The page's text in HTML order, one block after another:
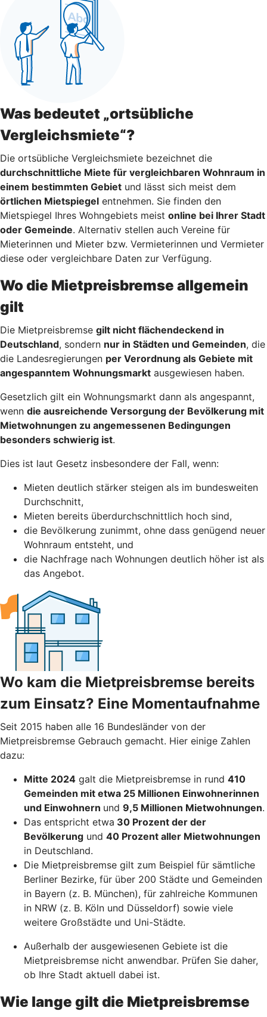
Was bedeutet „ortsübliche
Vergleichsmiete“?
Die ortsübliche Vergleichsmiete bezeichnet die
durchschnittliche Miete für vergleichbaren Wohnraum in
einem bestimmten Gebiet und lässt sich meist dem
örtlichen Mietspiegel entnehmen. Sie finden den
Mietspiegel Ihres Wohngebiets meist online bei Ihrer Stadt
oder Gemeinde. Alternativ stellen auch Vereine für
Mieterinnen und Mieter bzw. Vermieterinnen und Vermieter
diese oder vergleichbare Daten zur Verfügung.
Wo die Mietpreisbremse allgemein
gilt
Die Mietpreisbremse gilt nicht flächendeckend in
Deutschland, sondern nur in Städten und Gemeinden, die
die Landesregierungen per Verordnung als Gebiete mit
angespanntem Wohnungsmarkt ausgewiesen haben.
Gesetzlich gilt ein Wohnungsmarkt dann als angespannt,
wenn die ausreichende Versorgung der Bevölkerung mit
Mietwohnungen zu angemessenen Bedingungen
besonders schwierig ist.
Dies ist laut Gesetz insbesondere der Fall, wenn:
Mieten deutlich stärker steigen als im bundesweiten
Durchschnitt,
Mieten bereits überdurchschnittlich hoch sind,
die Bevölkerung zunimmt, ohne dass genügend neuer
Wohnraum entsteht, und
die Nachfrage nach Wohnungen deutlich höher ist als
das Angebot.
Wo kam die Mietpreisbremse bereits
zum Einsatz? Eine Momentaufnahme
Seit 2015 haben alle 16 Bundesländer von der
Mietpreisbremse Gebrauch gemacht. Hier einige Zahlen
dazu:
Mitte 2024 galt die Mietpreisbremse in rund 410
Gemeinden mit etwa 25 Millionen Einwohnerinnen
und Einwohnern und 9,5 Millionen Mietwohnungen.
Das entspricht etwa 30 Prozent der der
Bevölkerung und 40 Prozent aller Mietwohnungen
in Deutschland.
Die Mietpreisbremse gilt zum Beispiel für sämtliche
Berliner Bezirke, für über 200 Städte und Gemeinden
in Bayern (z. B. München), für zahlreiche Kommunen
in NRW (z. B. Köln und Düsseldorf) sowie viele
weitere Großstädte und Uni-Städte.
Außerhalb der ausgewiesenen Gebiete ist die
Mietpreisbremse nicht anwendbar. Prüfen Sie daher,
ob Ihre Stadt aktuell dabei ist.
Wie lange gilt die Mietpreisbremse